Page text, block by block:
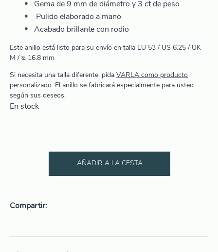
Gema de 9 mm de diámetro y 3 ct de peso
Pulido elaborado a mano
Acabado brillante con rodio
Este anillo está listo para su envío en talla EU 53 / US 6.25 / UK
M / ᴓ 16.8 mm
Si necesita una talla diferente, pida VARLA como producto
personalizado. El anillo se fabricará especialmente para usted
según sus deseos.
En stock
AÑADIR A LA CESTA
Compartir